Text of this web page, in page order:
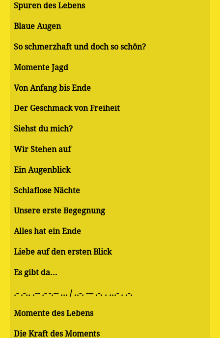
Spuren des Lebens
Blaue Augen
So schmerzhaft und doch so schön?
Momente Jagd
Von Anfang bis Ende
Der Geschmack von Freiheit
Siehst du mich?
Wir Stehen auf
Ein Augenblick
Schlaflose Nächte
Unsere erste Begegnung
Alles hat ein Ende
Liebe auf den ersten Blick
Es gibt da...
.- .-.. .-- .- -.-- ... / ..-. --- .-. . ...- . .-.
Momente des Lebens
Die Kraft des Moments